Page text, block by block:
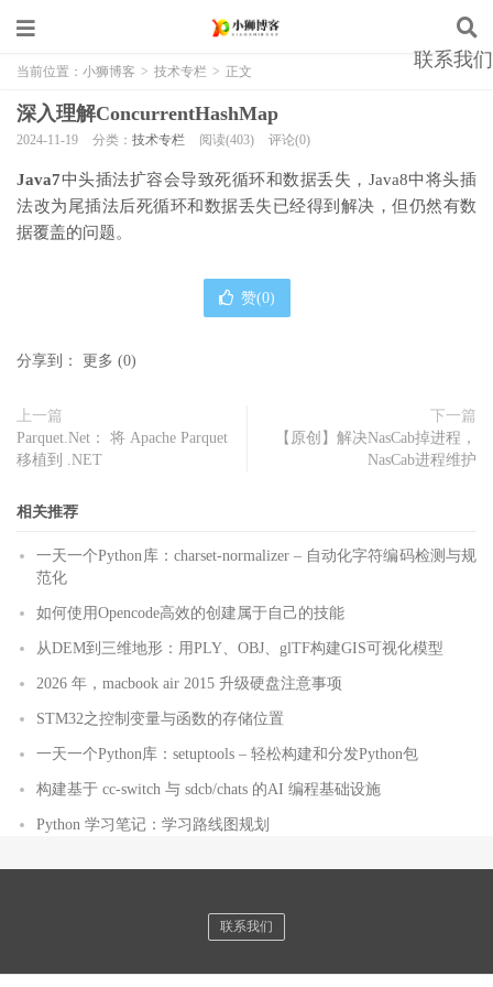
联系我们
当前位置： 小狮博客 > 技术专栏 > 正文
深入理解ConcurrentHashMap
2024-11-19 分类： 技术专栏 阅读(403) 评论(0)
Java7中头插法扩容会导致死循环和数据丢失，Java8中将头插
法改为尾插法后死循环和数据丢失已经得到解决，但仍然有数
据覆盖的问题。
赞(0)
分享到： 更多 (0)
上一篇
Parquet.Net： 将 Apache Parquet
移植到 .NET
下一篇
【原创】解决NasCab掉进程，
NasCab进程维护
相关推荐
一天一个Python库：charset-normalizer – 自动化字符编码检测与规
范化
如何使用Opencode高效的创建属于自己的技能
从DEM到三维地形：用PLY、OBJ、glTF构建GIS可视化模型
2026 年，macbook air 2015 升级硬盘注意事项
STM32之控制变量与函数的存储位置
一天一个Python库：setuptools – 轻松构建和分发Python包
构建基于 cc-switch 与 sdcb/chats 的AI 编程基础设施
Python 学习笔记：学习路线图规划
联系我们